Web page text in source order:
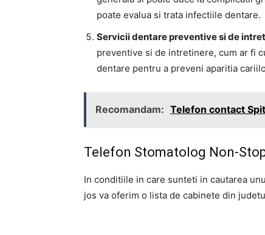
poate evalua si trata infectiile dentare.
Servicii dentare preventive si de
preventive si de intretinere, cum ar fi
dentare pentru a preveni aparitia
Recomandam: Telefon contact
Telefon Stomatolog Non-
In conditiile in care sunteti in cautarea
jos va oferim o lista de cabinete din